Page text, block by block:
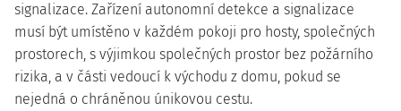
signalizace. Zařízení autonomní detekce a signalizace
musí být umístěno v každém pokoji pro hosty, společných
prostorech, s výjimkou společných prostor bez požárního
rizika, a v části vedoucí k východu z domu, pokud se
nejedná o chráněnou únikovou cestu.